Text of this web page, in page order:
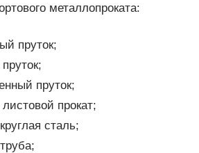
металлопроката:
пруток;
пруток;
прокат;
сталь;